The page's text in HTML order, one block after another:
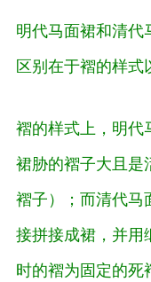
明代马面裙和清代
区别在于褶的样式
褶的样式上，明代
裙胁的褶子大且是
褶子）；而清代马
接拼接成裙，并用
时的褶为固定的死